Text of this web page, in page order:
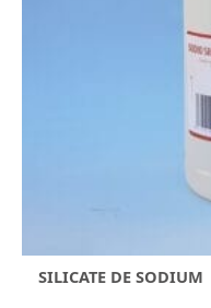
SILICATE DE SODIUM